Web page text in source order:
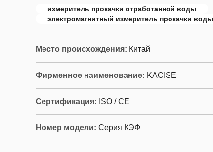
измеритель прокачки отработанной воды
электромагнитный измеритель прокачки воды
Место происхождения: Китай
Фирменное наименование: KACISE
Сертификация: ISO / CE
Номер модели: Серия КЭФ